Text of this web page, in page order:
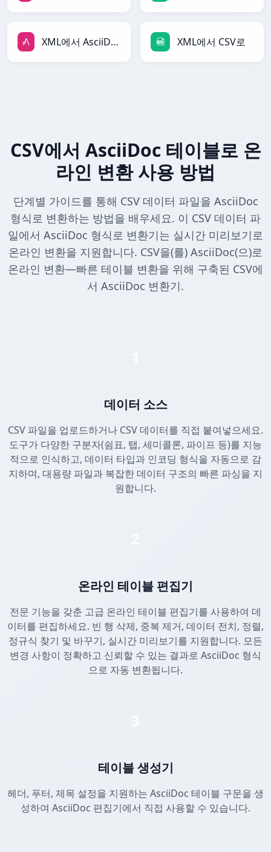
XML에서 AsciiDoc로 XML에서 CSV로
CSV에서 AsciiDoc 테이블로 온
라인 변환 사용 방법
단계별 가이드를 통해 CSV 데이터 파일을 AsciiDoc
형식로 변환하는 방법을 배우세요. 이 CSV 데이터 파
일에서 AsciiDoc 형식로 변환기는 실시간 미리보기로
온라인 변환을 지원합니다. CSV을(를) AsciiDoc(으)로
온라인 변환—빠른 테이블 변환을 위해 구축된 CSV에
서 AsciiDoc 변환기.
데이터 소스
CSV 파일을 업로드하거나 CSV 데이터를 직접 붙여넣으세요.
도구가 다양한 구분자(쉼표, 탭, 세미콜론, 파이프 등)를 지능
적으로 인식하고, 데이터 타입과 인코딩 형식을 자동으로 감
지하며, 대용량 파일과 복잡한 데이터 구조의 빠른 파싱을 지
원합니다.
온라인 테이블 편집기
전문 기능을 갖춘 고급 온라인 테이블 편집기를 사용하여 데
이터를 편집하세요. 빈 행 삭제, 중복 제거, 데이터 전치, 정렬,
정규식 찾기 및 바꾸기, 실시간 미리보기를 지원합니다. 모든
변경 사항이 정확하고 신뢰할 수 있는 결과로 AsciiDoc 형식
으로 자동 변환됩니다.
테이블 생성기
헤더, 푸터, 제목 설정을 지원하는 AsciiDoc 테이블 구문을 생
성하여 AsciiDoc 편집기에서 직접 사용할 수 있습니다.